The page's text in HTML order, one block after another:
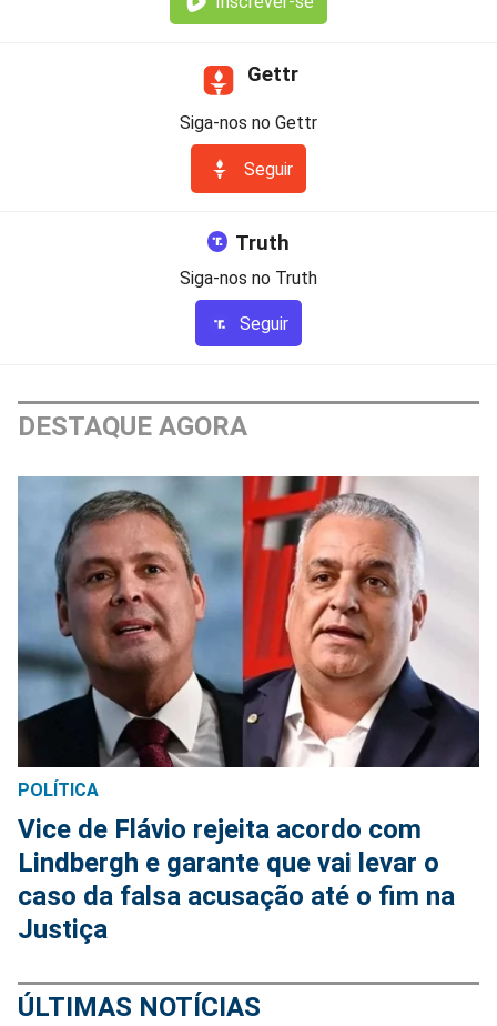
Gettr
Siga-nos no Gettr
Seguir
Truth
Siga-nos no Truth
Seguir
DESTAQUE AGORA
POLÍTICA
Vice de Flávio rejeita acordo com
Lindbergh e garante que vai levar o
caso da falsa acusação até o fim na
Justiça
ÚLTIMAS NOTÍCIAS